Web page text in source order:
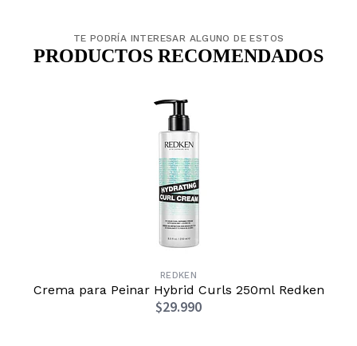
TE PODRÍA INTERESAR ALGUNO DE ESTOS
PRODUCTOS RECOMENDADOS
REDKEN
Crema para Peinar Hybrid Curls 250ml Redken
$29.990